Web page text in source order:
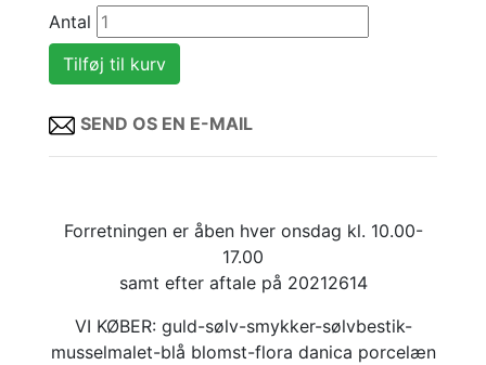
Antal
SEND OS EN E-MAIL
Forretningen er åben hver onsdag kl. 10.00-
17.00
samt efter aftale på 20212614
VI KØBER: guld-sølv-smykker-sølvbestik-
musselmalet-blå blomst-flora danica porcelæn